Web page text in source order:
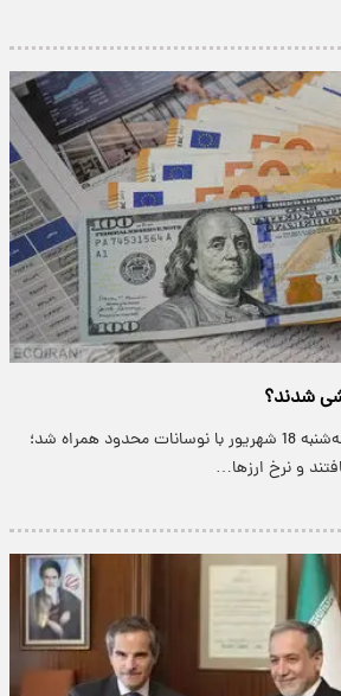
شدند؟
بازار طلا، سکه و ارز امروز سه‌شنبه 18 شهریور با نوسانات محدود همراه شد؛
و نرخ ارزها…